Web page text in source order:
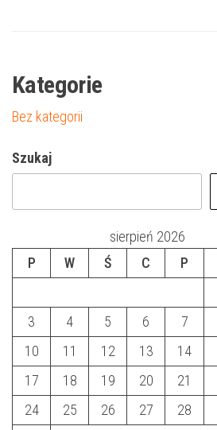
Kategorie
Bez kategorii
Szukaj
sierpień 2026
P
W Ś C P
3
4 5 6 7
10
11 12 13 14
17
18 19 20 21
24
25 26 27 28